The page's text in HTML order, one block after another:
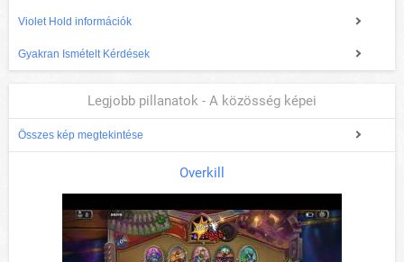
Violet Hold információk
Gyakran Ismételt Kérdések
Legjobb pillanatok - A közösség képei
Összes kép megtekintése
Overkill